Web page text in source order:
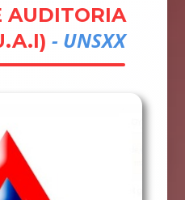
AUDITORIA
- UNSXX